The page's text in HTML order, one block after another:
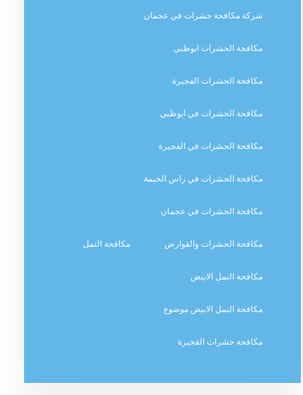
شركة مكافحة حشرات في عجمان
مكافحة الحشرات ابوظبي
مكافحة الحشرات الفجيرة
مكافحة الحشرات في ابوظبي
مكافحة الحشرات في الفجيرة
مكافحة الحشرات في راس الخيمة
مكافحة الحشرات في عجمان
مكافحة الحشرات والقوارض مكافحة النمل
مكافحة النمل الابيض
مكافحة النمل الابيض موضوع
مكافحة حشرات الفجيرة